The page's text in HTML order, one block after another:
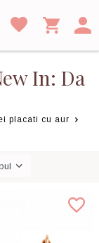
In: Da
placati cu aur